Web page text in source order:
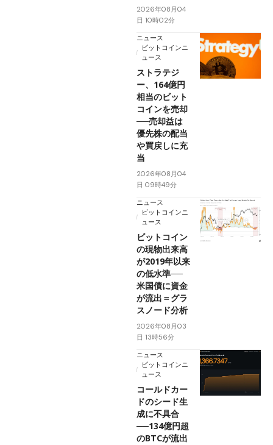
2026年08月04
日 10時02分
ニュース
ビットコインニ
ュース
ストラテジ
ー、164億円
相当のビット
コインを売却
──売却益は
優先株の配当
や買戻しに充
当
2026年08月04
日 09時49分
ニュース
ビットコインニ
ュース
ビットコイン
の現物出来高
が2019年以来
の低水準──
米国債に資金
が流出＝グラ
スノード分析
2026年08月03
日 13時56分
ニュース
ビットコインニ
ュース
コールドカー
ドのシード生
成に不具合
──134億円超
のBTCが流出